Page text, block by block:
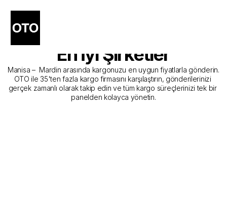
Manisa - Mardin Kargo
Gönderim Hizmeti Sunan
En İyi Şirketler
Manisa –  Mardin arasında kargonuzu en uygun fiyatlarla gönderin.
OTO ile 35'ten fazla kargo firmasını karşılaştırın, gönderilerinizi
gerçek zamanlı olarak takip edin ve tüm kargo süreçlerinizi tek bir
panelden kolayca yönetin.